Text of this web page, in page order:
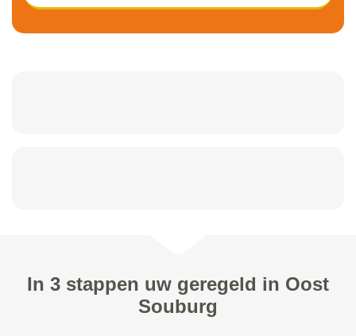
In 3 stappen uw geregeld in Oost
Souburg